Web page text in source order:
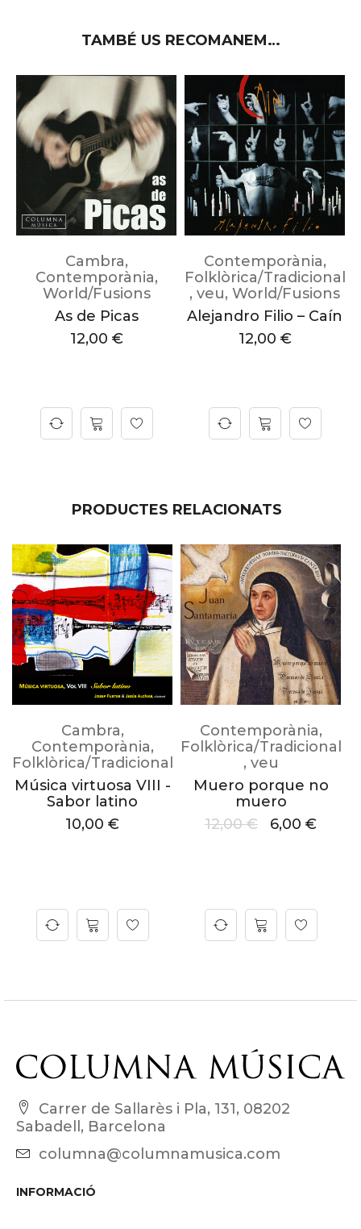
TAMBÉ US RECOMANEM…
Cambra,
Contemporània,
World/Fusions
As de Picas
12,00 €
Contemporània,
Folklòrica/Tradicional
, veu, World/Fusions
Alejandro Filio – Caín
12,00 €
PRODUCTES RELACIONATS
Cambra,
Contemporània,
Folklòrica/Tradicional
Música virtuosa VIII -
Sabor latino
10,00 €
Contemporània,
Folklòrica/Tradicional
, veu
Muero porque no
muero
12,00€ 6,00 €
Carrer de Sallarès i Pla, 131, 08202
Sabadell, Barcelona
columna@columnamusica.com
INFORMACIÓ